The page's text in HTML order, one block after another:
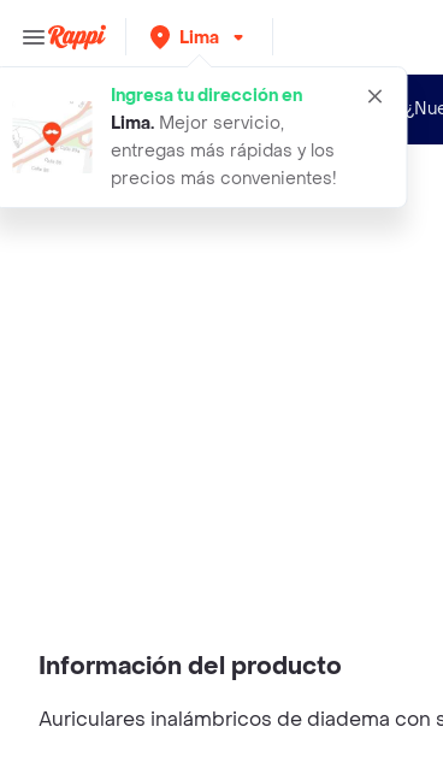
Lima
Ingresa tu dirección en
Lima. Mejor servicio,
entregas más rápidas y los
precios más convenientes!
audifonos i2go over the heads bluet
Información del producto
Auriculares inalámbricos de diadema con